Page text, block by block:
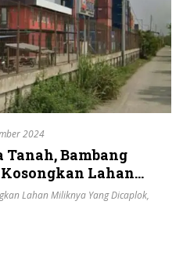
2024
Bambang
Kosongkan Lahan
Lahan Miliknya Yang Dicaplok,